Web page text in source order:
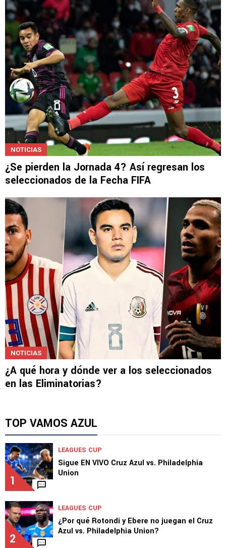
NOTICIAS
¿Se pierden la Jornada 4? Así regresan los
seleccionados de la Fecha FIFA
NOTICIAS
¿A qué hora y dónde ver a los seleccionados
en las Eliminatorias?
TOP VAMOS AZUL
1
LEAGUES CUP
Sigue EN VIVO Cruz Azul vs. Philadelphia
Union
2
LEAGUES CUP
¿Por qué Rotondi y Ebere no juegan el Cruz
Azul vs. Philadelphia Union?